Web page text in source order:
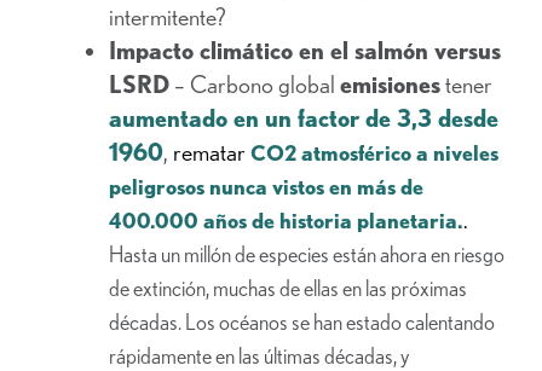
intermitente?
Impacto climático en el salmón versus
LSRD – Carbono global emisionestener
aumentado en un factor de 3,3 desde
1960, rematar CO2 atmosférico a niveles
peligrosos nunca vistos en más de
400.000 años de historia planetaria..
Hasta un millón de especies están ahora en riesgo
de extinción, muchas de ellas en las próximas
décadas. Los océanos se han estado calentando
rápidamente en las últimas décadas, y